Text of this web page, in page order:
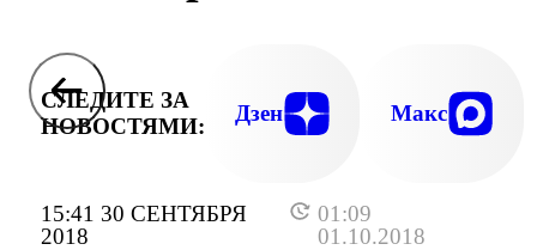
15:41 30 СЕНТЯБРЯ
2018
01:09
01.10.2018
СЛЕДИТЕ ЗА
НОВОСТЯМИ:
Дзен Макс